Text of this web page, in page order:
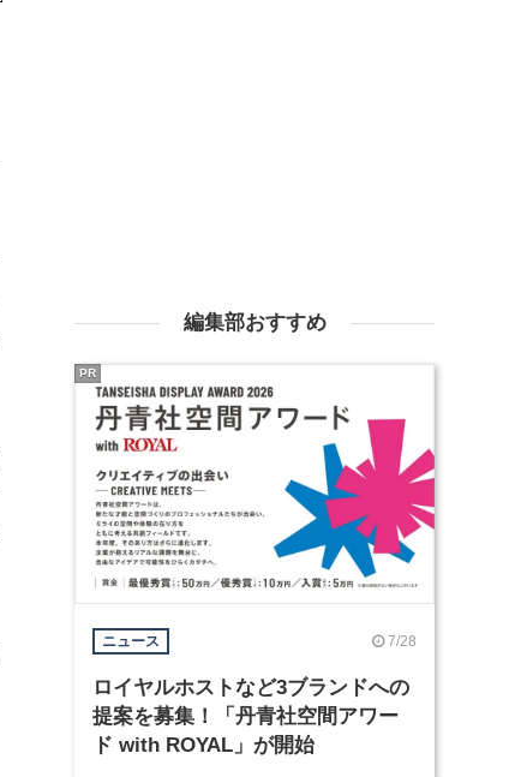
編集部おすすめ
ニュース 7/28
ロイヤルホストなど3ブランドへの
提案を募集！「丹青社空間アワー
ド with ROYAL」が開始
PR